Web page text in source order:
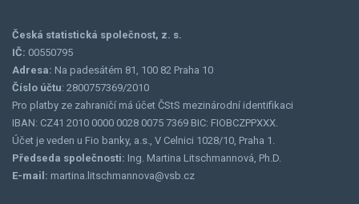
Česká statistická společnost, z. s.
IČ: 00550795
Adresa: Na padesátém 81, 100 82 Praha 10
Číslo účtu: 2800757369/2010
Pro platby ze zahraničí má účet ČStS mezinárodní identifikaci
IBAN: CZ41 2010 0000 0028 0075 7369 BIC: FIOBCZPPXXX.
Účet je veden u Fio banky, a.s., V Celnici 1028/10, Praha 1.
Předseda společnosti: Ing. Martina Litschmannová, Ph.D.
E-mail: martina.litschmannova@vsb.cz